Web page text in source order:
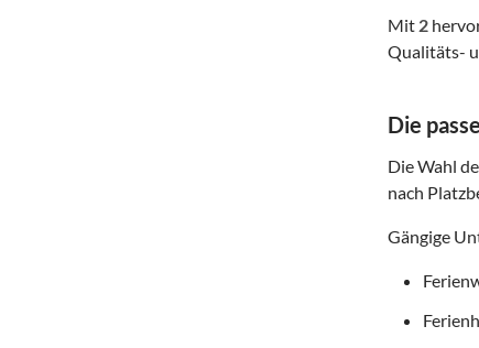
Mit 2
Qualitäts-
Die
Die Wahl
nach
Gängige